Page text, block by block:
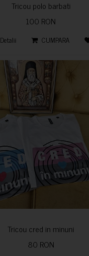
Tricou polo barbati
100 RON
Detalii CUMPARA
Tricou cred in minuni
80 RON